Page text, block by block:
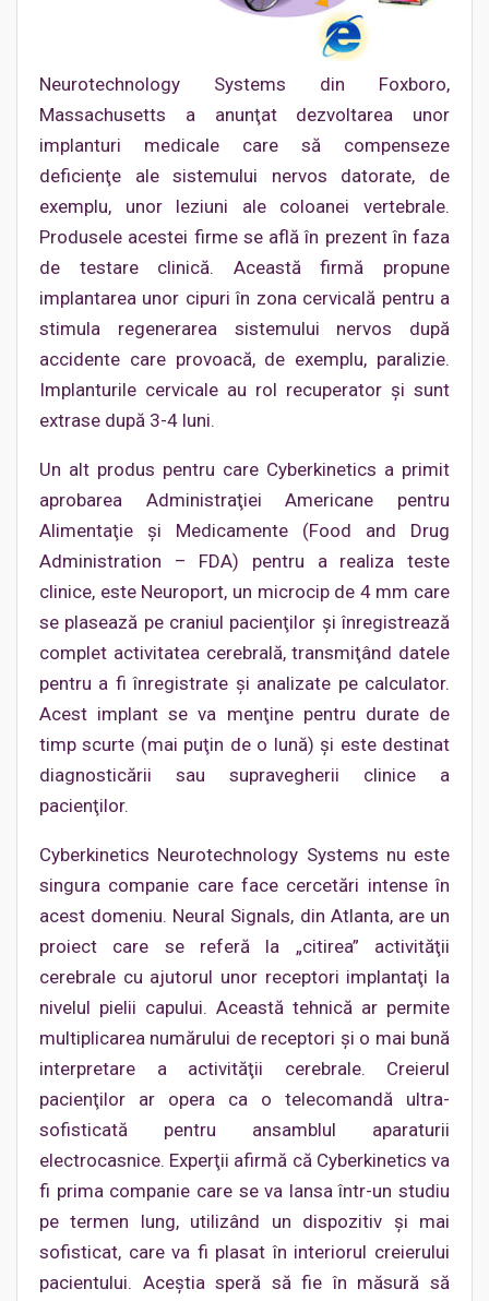
Neurotechnology Systems din Foxboro,
Massachusetts a anunţat dezvoltarea unor
implanturi medicale care să compenseze
deficienţe ale sistemului nervos datorate, de
exemplu, unor leziuni ale coloanei vertebrale.
Produsele acestei firme se află în prezent în faza
de testare clinică. Această firmă propune
implantarea unor cipuri în zona cervicală pentru a
stimula regenerarea sistemului nervos după
accidente care provoacă, de exemplu, paralizie.
Implanturile cervicale au rol recuperator şi sunt
extrase după 3-4 luni.
Un alt produs pentru care Cyberkinetics a primit
aprobarea Administraţiei Americane pentru
Alimentaţie şi Medicamente (Food and Drug
Administration – FDA) pentru a realiza teste
clinice, este Neuroport, un microcip de 4 mm care
se plasează pe craniul pacienţilor şi înregistrează
complet activitatea cerebrală, transmiţând datele
pentru a fi înregistrate şi analizate pe calculator.
Acest implant se va menţine pentru durate de
timp scurte (mai puţin de o lună) şi este destinat
diagnosticării sau supravegherii clinice a
pacienţilor.
Cyberkinetics Neurotechnology Systems nu este
singura companie care face cercetări intense în
acest domeniu. Neural Signals, din Atlanta, are un
proiect care se referă la „citirea” activităţii
cerebrale cu ajutorul unor receptori implantaţi la
nivelul pielii capului. Această tehnică ar permite
multiplicarea numărului de receptori şi o mai bună
interpretare a activităţii cerebrale. Creierul
pacienţilor ar opera ca o telecomandă ultra-
sofisticată pentru ansamblul aparaturii
electrocasnice. Experţii afirmă că Cyberkinetics va
fi prima companie care se va lansa într-un studiu
pe termen lung, utilizând un dispozitiv şi mai
sofisticat, care va fi plasat în interiorul creierului
pacientului. Aceştia speră să fie în măsură să